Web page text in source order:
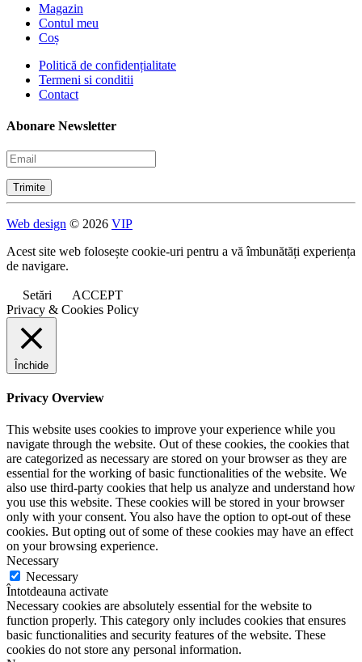
Magazin
Contul meu
Coș
Politică de confidențialitate
Termeni si conditii
Contact
Abonare Newsletter
Web design © 2026 VIP
Acest site web folosește cookie-uri pentru a vă îmbunătăți experiența
de navigare.
Setări
ACCEPT
Privacy & Cookies Policy
Închide
Privacy Overview
This website uses cookies to improve your experience while you
navigate through the website. Out of these cookies, the cookies that
are categorized as necessary are stored on your browser as they are
essential for the working of basic functionalities of the website. We
also use third-party cookies that help us analyze and understand how
you use this website. These cookies will be stored in your browser
only with your consent. You also have the option to opt-out of these
cookies. But opting out of some of these cookies may have an effect
on your browsing experience.
Necessary
Necessary
Întotdeauna activate
Necessary cookies are absolutely essential for the website to
function properly. This category only includes cookies that ensures
basic functionalities and security features of the website. These
cookies do not store any personal information.